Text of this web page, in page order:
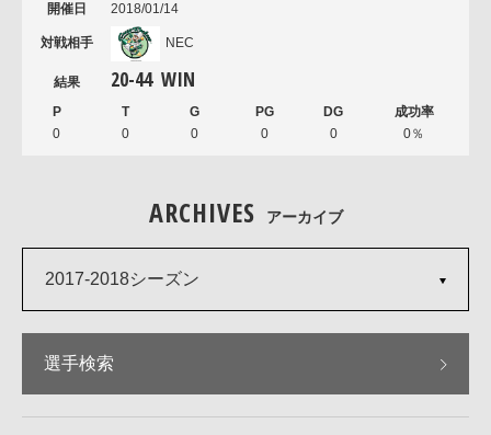
2018/01/14
NEC
20-44 WIN
0 0 0 0 0 0％
ARCHIVES アーカイブ
2017-2018シーズン
選手検索